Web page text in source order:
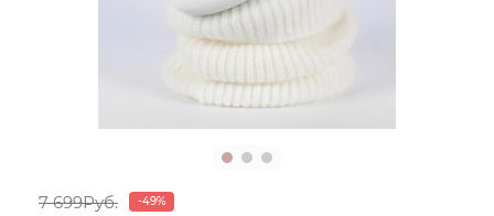
7 699Руб. -49%